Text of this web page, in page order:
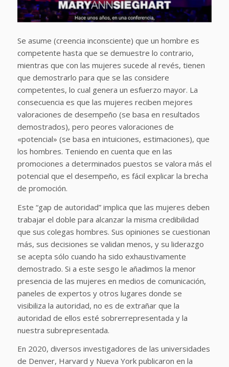
Se asume (creencia inconsciente) que un hombre es
competente hasta que se demuestre lo contrario,
mientras que con las mujeres sucede al revés, tienen
que demostrarlo para que se las considere
competentes, lo cual genera un esfuerzo mayor. La
consecuencia es que las mujeres reciben mejores
valoraciones de desempeño (se basa en resultados
demostrados), pero peores valoraciones de
«potencial» (se basa en intuiciones, estimaciones), que
los hombres. Teniendo en cuenta que en las
promociones a determinados puestos se valora más el
potencial que el desempeño, es fácil explicar la brecha
de promoción.
Este “gap de autoridad” implica que las mujeres deben
trabajar el doble para alcanzar la misma credibilidad
que sus colegas hombres. Sus opiniones se cuestionan
más, sus decisiones se validan menos, y su liderazgo
se acepta sólo cuando ha sido exhaustivamente
demostrado. Si a este sesgo le añadimos la menor
presencia de las mujeres en medios de comunicación,
paneles de expertos y otros lugares donde se
visibiliza la autoridad, no es de extrañar que la
autoridad de ellos esté sobrerrepresentada y la
nuestra subrepresentada.
En 2020, diversos investigadores de las universidades
de Denver, Harvard y Nueva York publicaron en la